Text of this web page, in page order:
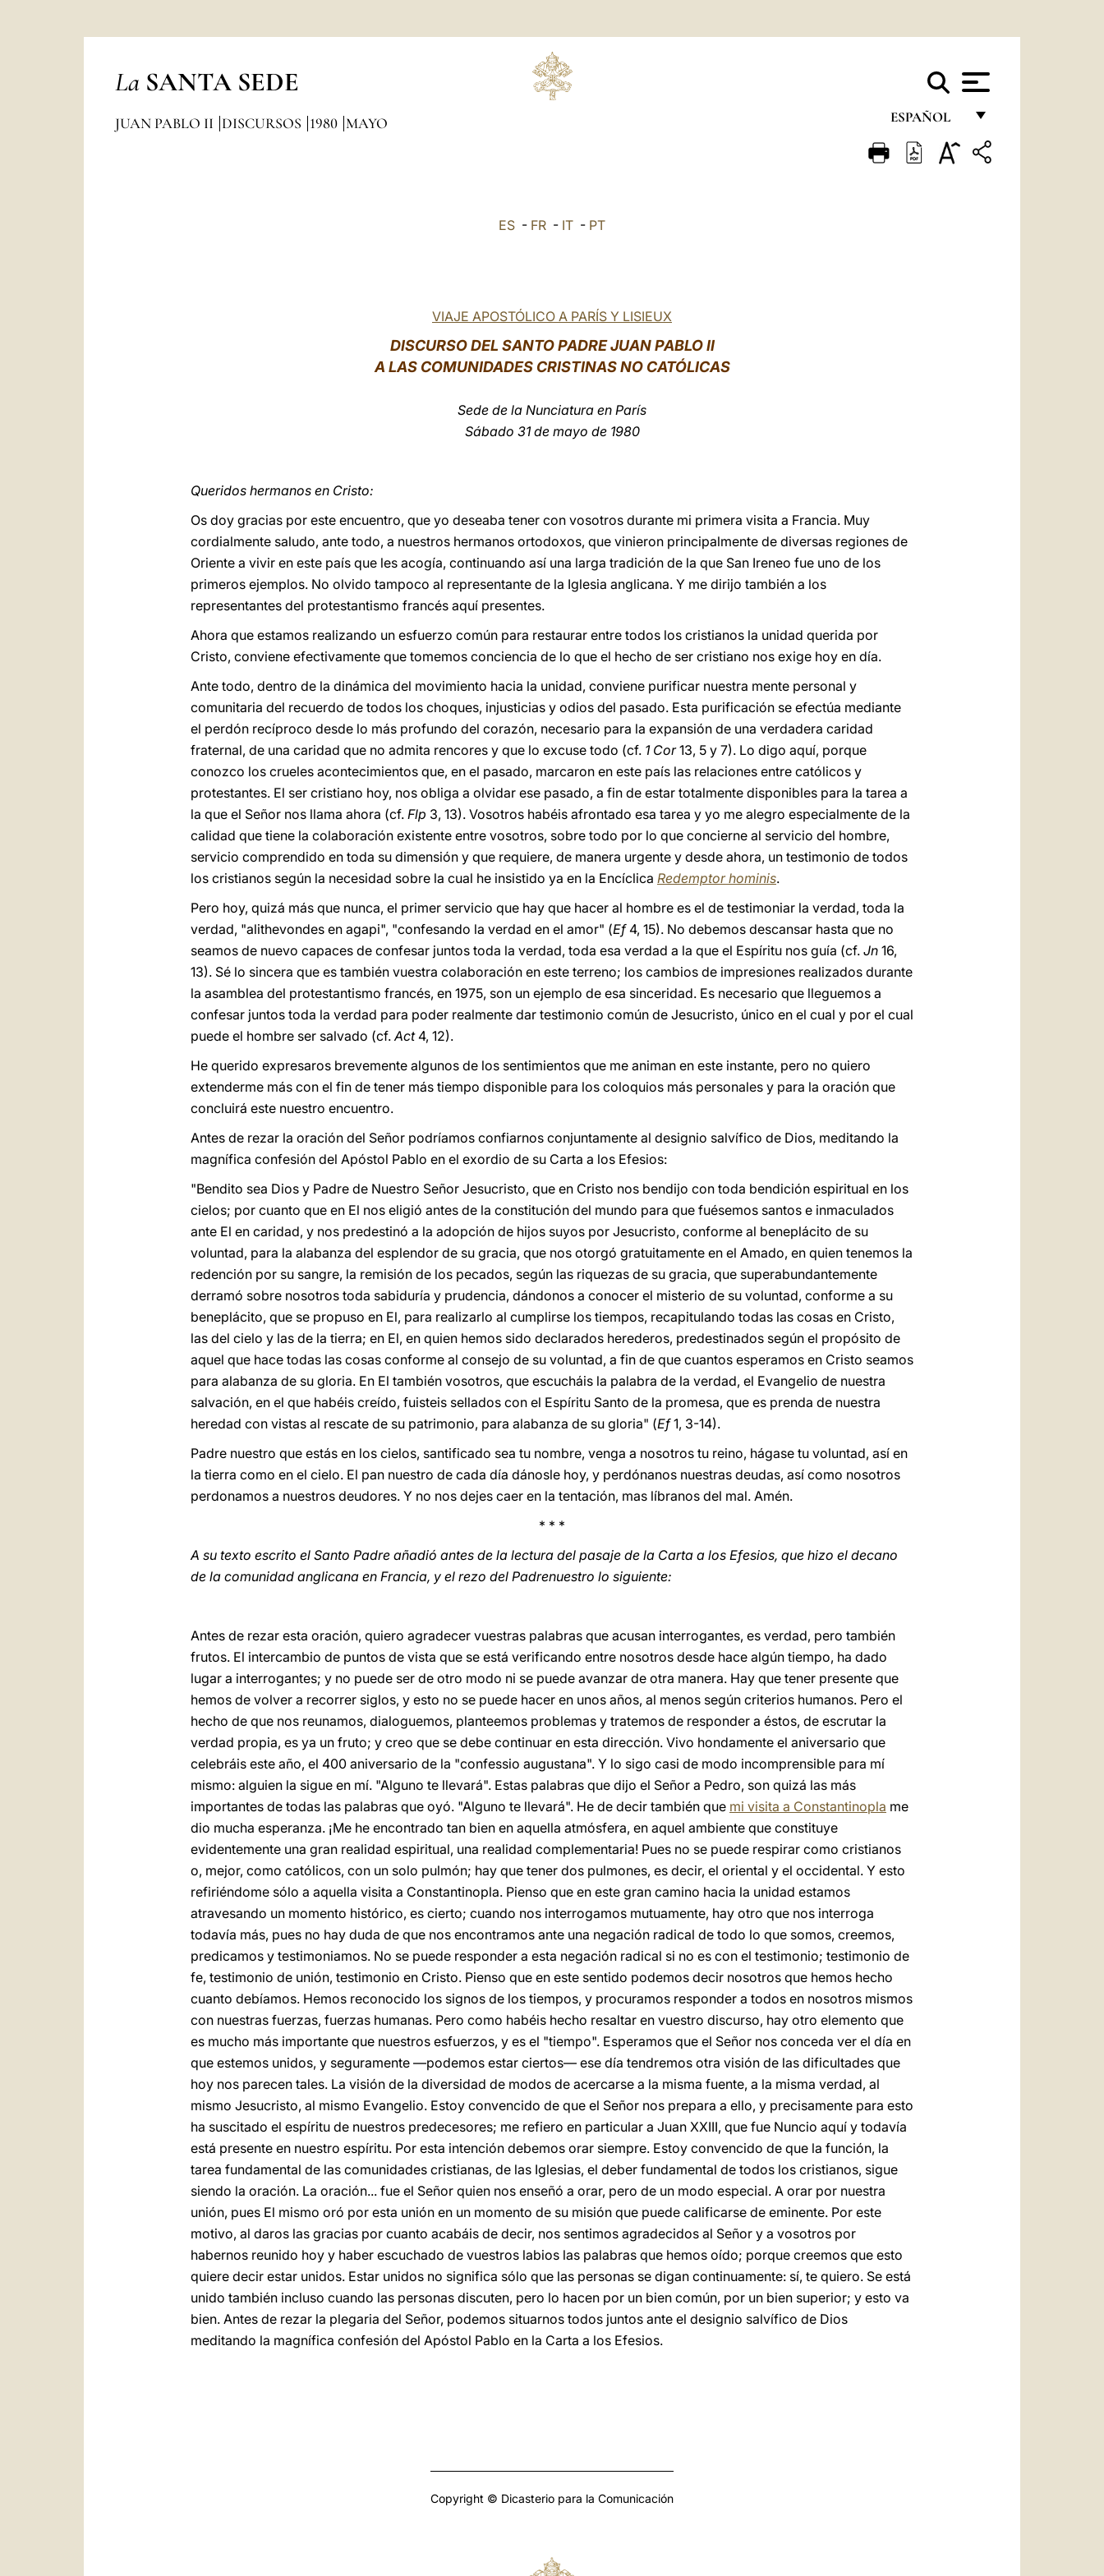
La SANTA SEDE
ESPAÑOL
FRANÇAIS
JUAN PABLO II DISCURSOS 1980 MAYO
ES - FR - IT - PT
VIAJE APOSTÓLICO A PARÍS Y LISIEUX
DISCURSO DEL SANTO PADRE JUAN PABLO II
A LAS COMUNIDADES CRISTINAS NO CATÓLICAS
Sede de la Nunciatura en París
Sábado 31 de mayo de 1980
Queridos hermanos en Cristo:
Os doy gracias por este encuentro, que yo deseaba tener con vosotros durante mi primera visita a Francia. Muy
cordialmente saludo, ante todo, a nuestros hermanos ortodoxos, que vinieron principalmente de diversas regiones de
Oriente a vivir en este país que les acogía, continuando así una larga tradición de la que San Ireneo fue uno de los
primeros ejemplos. No olvido tampoco al representante de la Iglesia anglicana. Y me dirijo también a los
representantes del protestantismo francés aquí presentes.
Ahora que estamos realizando un esfuerzo común para restaurar entre todos los cristianos la unidad querida por
Cristo, conviene efectivamente que tomemos conciencia de lo que el hecho de ser cristiano nos exige hoy en día.
Ante todo, dentro de la dinámica del movimiento hacia la unidad, conviene purificar nuestra mente personal y
comunitaria del recuerdo de todos los choques, injusticias y odios del pasado. Esta purificación se efectúa mediante
el perdón recíproco desde lo más profundo del corazón, necesario para la expansión de una verdadera caridad
fraternal, de una caridad que no admita rencores y que lo excuse todo (cf. 1 Cor13, 5 y 7). Lo digo aquí, porque
conozco los crueles acontecimientos que, en el pasado, marcaron en este país las relaciones entre católicos y
protestantes. El ser cristiano hoy, nos obliga a olvidar ese pasado, a fin de estar totalmente disponibles para la tarea a
la que el Señor nos llama ahora (cf. Flp 3, 13). Vosotros habéis afrontado esa tarea y yo me alegro especialmente de la
calidad que tiene la colaboración existente entre vosotros, sobre todo por lo que concierne al servicio del hombre,
servicio comprendido en toda su dimensión y que requiere, de manera urgente y desde ahora, un testimonio de todos
los cristianos según la necesidad sobre la cual he insistido ya en la Encíclica Redemptor hominis.
Pero hoy, quizá más que nunca, el primer servicio que hay que hacer al hombre es el de testimoniar la verdad, toda la
verdad, "alithevondes en agapi", "confesando la verdad en el amor" (Ef 4, 15). No debemos descansar hasta que no
seamos de nuevo capaces de confesar juntos toda la verdad, toda esa verdad a la que el Espíritu nos guía (cf. Jn 16,
13). Sé lo sincera que es también vuestra colaboración en este terreno; los cambios de impresiones realizados durante
la asamblea del protestantismo francés, en 1975, son un ejemplo de esa sinceridad. Es necesario que lleguemos a
confesar juntos toda la verdad para poder realmente dar testimonio común de Jesucristo, único en el cual y por el cual
puede el hombre ser salvado (cf.Act4, 12).
He querido expresaros brevemente algunos de los sentimientos que me animan en este instante, pero no quiero
extenderme más con el fin de tener más tiempo disponible para los coloquios más personales y para la oración que
concluirá este nuestro encuentro.
Antes de rezar la oración del Señor podríamos confiarnos conjuntamente al designio salvífico de Dios, meditando la
magnífica confesión del Apóstol Pablo en el exordio de su Carta a los Efesios:
"Bendito sea Dios y Padre de Nuestro Señor Jesucristo, que en Cristo nos bendijo con toda bendición espiritual en los
cielos; por cuanto que en El nos eligió antes de la constitución del mundo para que fuésemos santos e inmaculados
ante El en caridad, y nos predestinó a la adopción de hijos suyos por Jesucristo, conforme al beneplácito de su
voluntad, para la alabanza del esplendor de su gracia, que nos otorgó gratuitamente en el Amado, en quien tenemos la
redención por su sangre, la remisión de los pecados, según las riquezas de su gracia, que superabundantemente
derramó sobre nosotros toda sabiduría y prudencia, dándonos a conocer el misterio de su voluntad, conforme a su
beneplácito, que se propuso en El, para realizarlo al cumplirse los tiempos, recapitulando todas las cosas en Cristo,
las del cielo y las de la tierra; en El, en quien hemos sido declarados herederos, predestinados según el propósito de
aquel que hace todas las cosas conforme al consejo de su voluntad, a fin de que cuantos esperamos en Cristo seamos
para alabanza de su gloria. En El también vosotros, que escucháis la palabra de la verdad, el Evangelio de nuestra
salvación, en el que habéis creído, fuisteis sellados con el Espíritu Santo de la promesa, que es prenda de nuestra
heredad con vistas al rescate de su patrimonio, para alabanza de su gloria" (Ef1, 3-14).
Padre nuestro que estás en los cielos, santificado sea tu nombre, venga a nosotros tu reino, hágase tu voluntad, así en
la tierra como en el cielo. El pan nuestro de cada día dánosle hoy, y perdónanos nuestras deudas, así como nosotros
perdonamos a nuestros deudores. Y no nos dejes caer en la tentación, mas líbranos del mal. Amén.
* * *
A su texto escrito el Santo Padre añadió antes de la lectura del pasaje de la Carta a los Efesios, que hizo el decano
de la comunidad anglicana en Francia, y el rezo del Padrenuestro lo siguiente:
Antes de rezar esta oración, quiero agradecer vuestras palabras que acusan interrogantes, es verdad, pero también
frutos. El intercambio de puntos de vista que se está verificando entre nosotros desde hace algún tiempo, ha dado
lugar a interrogantes; y no puede ser de otro modo ni se puede avanzar de otra manera. Hay que tener presente que
hemos de volver a recorrer siglos, y esto no se puede hacer en unos años, al menos según criterios humanos. Pero el
hecho de que nos reunamos, dialoguemos, planteemos problemas y tratemos de responder a éstos, de escrutar la
verdad propia, es ya un fruto; y creo que se debe continuar en esta dirección. Vivo hondamente el aniversario que
celebráis este año, el 400 aniversario de la "confessio augustana". Y lo sigo casi de modo incomprensible para mí
mismo: alguien la sigue en mí. "Alguno te llevará". Estas palabras que dijo el Señor a Pedro, son quizá las más
importantes de todas las palabras que oyó. "Alguno te llevará". He de decir también que mi visita a Constantinopla me
dio mucha esperanza. ¡Me he encontrado tan bien en aquella atmósfera, en aquel ambiente que constituye
evidentemente una gran realidad espiritual, una realidad complementaria! Pues no se puede respirar como cristianos
o, mejor, como católicos, con un solo pulmón; hay que tener dos pulmones, es decir, el oriental y el occidental. Y esto
refiriéndome sólo a aquella visita a Constantinopla. Pienso que en este gran camino hacia la unidad estamos
atravesando un momento histórico, es cierto; cuando nos interrogamos mutuamente, hay otro que nos interroga
todavía más, pues no hay duda de que nos encontramos ante una negación radical de todo lo que somos, creemos,
predicamos y testimoniamos. No se puede responder a esta negación radical si no es con el testimonio; testimonio de
fe, testimonio de unión, testimonio en Cristo. Pienso que en este sentido podemos decir nosotros que hemos hecho
cuanto debíamos. Hemos reconocido los signos de los tiempos, y procuramos responder a todos en nosotros mismos
con nuestras fuerzas, fuerzas humanas. Pero como habéis hecho resaltar en vuestro discurso, hay otro elemento que
es mucho más importante que nuestros esfuerzos, y es el "tiempo". Esperamos que el Señor nos conceda ver el día en
que estemos unidos, y seguramente —podemos estar ciertos— ese día tendremos otra visión de las dificultades que
hoy nos parecen tales. La visión de la diversidad de modos de acercarse a la misma fuente, a la misma verdad, al
mismo Jesucristo, al mismo Evangelio. Estoy convencido de que el Señor nos prepara a ello, y precisamente para esto
ha suscitado el espíritu de nuestros predecesores; me refiero en particular a Juan XXIII, que fue Nuncio aquí y todavía
está presente en nuestro espíritu. Por esta intención debemos orar siempre. Estoy convencido de que la función, la
tarea fundamental de las comunidades cristianas, de las Iglesias, el deber fundamental de todos los cristianos, sigue
siendo la oración. La oración... fue el Señor quien nos enseñó a orar, pero de un modo especial. A orar por nuestra
unión, pues El mismo oró por esta unión en un momento de su misión que puede calificarse de eminente. Por este
motivo, al daros las gracias por cuanto acabáis de decir, nos sentimos agradecidos al Señor y a vosotros por
habernos reunido hoy y haber escuchado de vuestros labios las palabras que hemos oído; porque creemos que esto
quiere decir estar unidos. Estar unidos no significa sólo que las personas se digan continuamente: sí, te quiero. Se está
unido también incluso cuando las personas discuten, pero lo hacen por un bien común, por un bien superior; y esto va
bien. Antes de rezar la plegaria del Señor, podemos situarnos todos juntos ante el designio salvífico de Dios
meditando la magnífica confesión del Apóstol Pablo en la Carta a los Efesios.
Copyright © Dicasterio para la Comunicación